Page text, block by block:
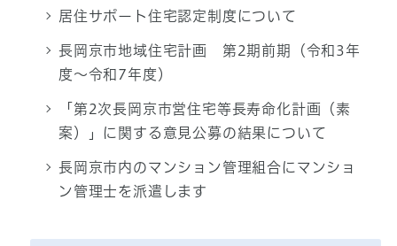
居住サポート住宅認定制度について
長岡京市地域住宅計画 第2期前期（令和3年
度～令和7年度）
「第2次長岡京市営住宅等長寿命化計画（素
案）」に関する意見公募の結果について
長岡京市内のマンション管理組合にマンショ
ン管理士を派遣します